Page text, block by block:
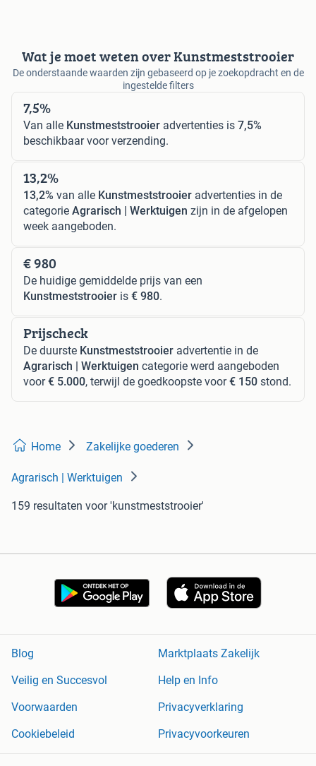
Wat je moet weten over Kunstmeststrooier
De onderstaande waarden zijn gebaseerd op je zoekopdracht en de
ingestelde filters
7,5%
Van alle Kunstmeststrooier advertenties is 7,5%
beschikbaar voor verzending.
13,2%
13,2% van alle Kunstmeststrooier advertenties in de
categorie Agrarisch | Werktuigen zijn in de afgelopen
week aangeboden.
€ 980
De huidige gemiddelde prijs van een
Kunstmeststrooier is € 980.
Prijscheck
De duurste Kunstmeststrooier advertentie in de
Agrarisch | Werktuigen categorie werd aangeboden
voor€ 5.000, terwijl de goedkoopste voor€ 150 stond.
Home Zakelijke goederen
Agrarisch | Werktuigen
159 resultaten voor 'kunstmeststrooier'
Blog
Marktplaats Zakelijk
Veilig en Succesvol
Help en Info
Voorwaarden
Privacyverklaring
Cookiebeleid
Privacyvoorkeuren